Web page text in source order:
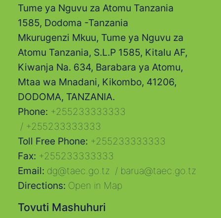
Tume ya Nguvu za Atomu Tanzania
1585, Dodoma -Tanzania
Mkurugenzi Mkuu, Tume ya Nguvu za
Atomu Tanzania, S.L.P 1585, Kitalu AF,
Kiwanja Na. 634, Barabara ya Atomu,
Mtaa wa Mnadani, Kikombo, 41206,
DODOMA, TANZANIA.
Phone: +255233333333
/ +255233333333
Toll Free Phone: +255233333333
Fax: +255233333333
Email: dg@taec.go.tz / barua@taec.go.tz
Directions: Open in Map
Tovuti Mashuhuri